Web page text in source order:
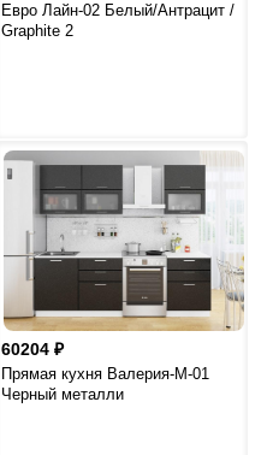
Евро Лайн-02 Белый/Антрацит /
Graphite 2
60204
Прямая кухня Валерия-М-01
Черный металли